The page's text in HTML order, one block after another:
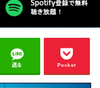
送る Pocket